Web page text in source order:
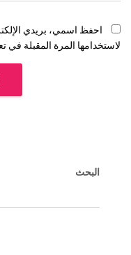
احفظ اسمي، بريدي
لاستخدامها المرة المقبلة في
البحث